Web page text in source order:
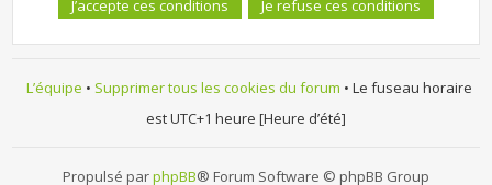
L’équipe • Supprimer tous les cookies du forum • Le fuseau horaire
est UTC+1 heure [Heure d’été]
Propulsé parphpBB® Forum Software © phpBB Group